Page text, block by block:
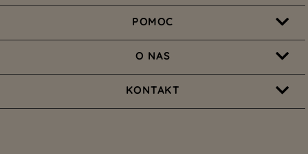
POMOC
O NAS
KONTAKT